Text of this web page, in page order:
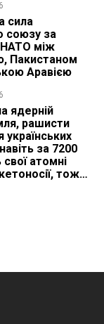
сила
союзу за
між
Пакистаном
Аравією
ядерній
рашисти
українських
за 7200
атомні
тож